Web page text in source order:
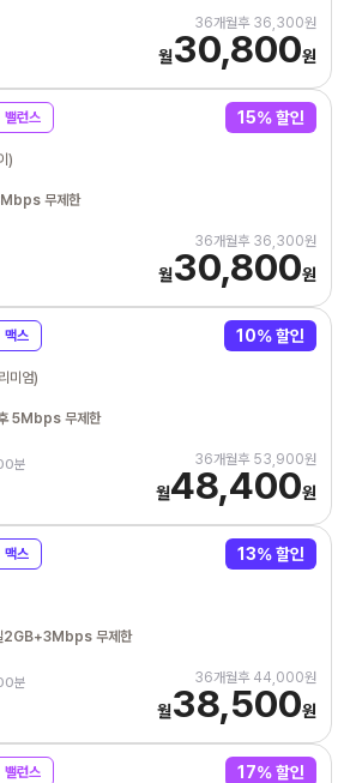
36개월후 36,300원
월30,800원
밸런스 15% 할인
)
무제한
36개월후 36,300원
월30,800원
맥스 10% 할인
미엄)
5Mbps 무제한
분 36개월후 53,900원
월48,400원
맥스 13% 할인
2GB+3Mbps 무제한
분 36개월후 44,000원
월38,500원
밸런스 17% 할인